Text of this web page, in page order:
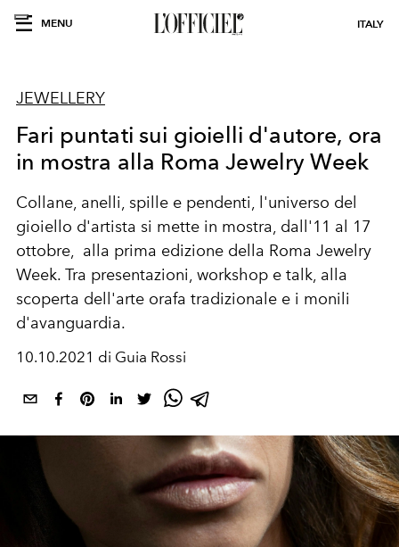
MENU ITALY
JEWELLERY
Fari puntati sui gioielli d'autore, ora
in mostra alla Roma Jewelry Week
Collane, anelli, spille e pendenti, l'universo del
gioiello d'artista si mette in mostra, dall'11 al 17
ottobre, alla prima edizione della Roma Jewelry
Week. Tra presentazioni, workshop e talk, alla
scoperta dell'arte orafa tradizionale e i monili
d'avanguardia.
10.10.2021 di Guia Rossi